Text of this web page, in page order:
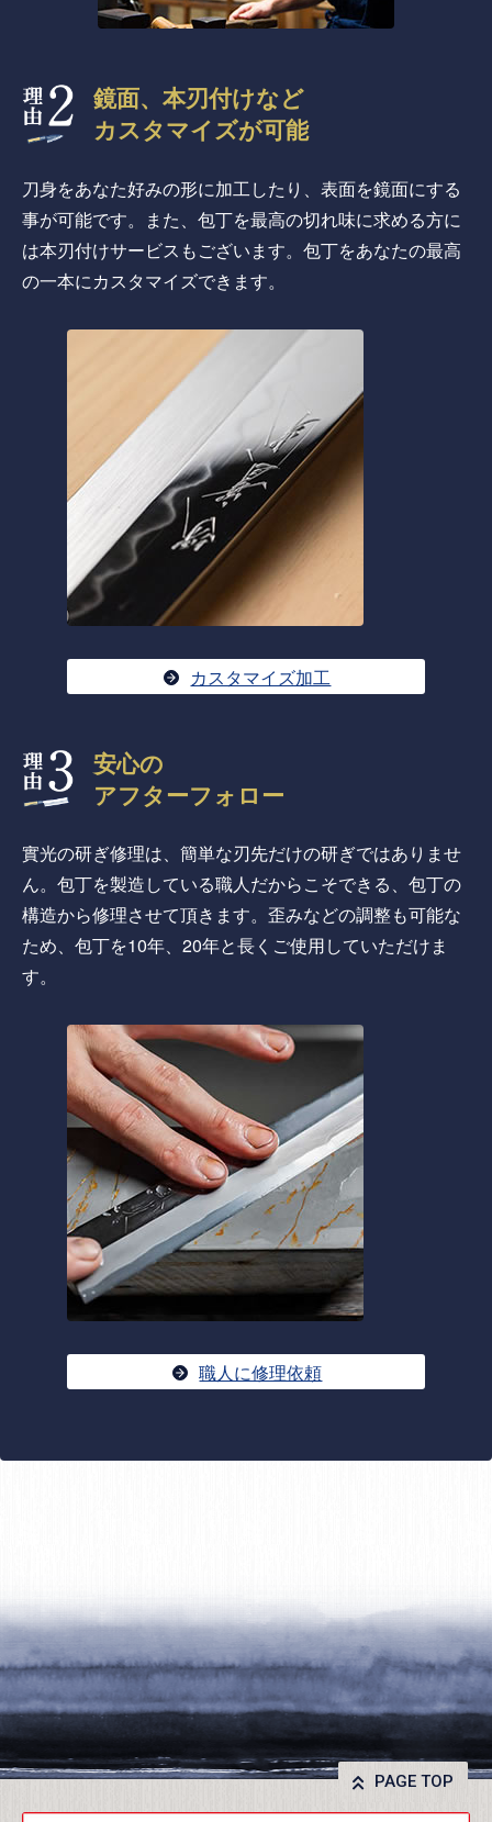
鏡面、本刃付けなど
カスタマイズが可能
刀身をあなた好みの形に加工したり、表面を鏡面にする
事が可能です。また、包丁を最高の切れ味に求める方に
は本刃付けサービスもございます。包丁をあなたの最高
の一本にカスタマイズできます。
カスタマイズ加工
安心の
アフターフォロー
實光の研ぎ修理は、簡単な刃先だけの研ぎではありませ
ん。包丁を製造している職人だからこそできる、包丁の
構造から修理させて頂きます。歪みなどの調整も可能な
ため、包丁を10年、20年と長くご使用していただけま
す。
職人に修理依頼
PAGE TOP